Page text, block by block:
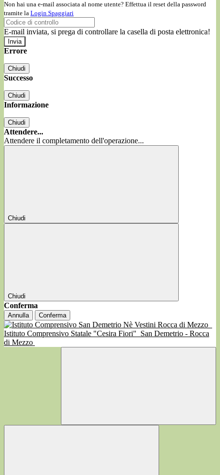
Non hai una e-mail associata al nome utente? Effettua il reset della password
tramite la Login Spaggiari
E-mail inviata, si prega di controllare la casella di posta elettronica!
Errore
Chiudi
Successo
Chiudi
Informazione
Chiudi
Attendere...
Attendere il completamento dell'operazione...
Chiudi
Chiudi
Conferma
Annulla Conferma
Istituto Comprensivo Statale "Cesira Fiori" San Demetrio - Rocca
di Mezzo